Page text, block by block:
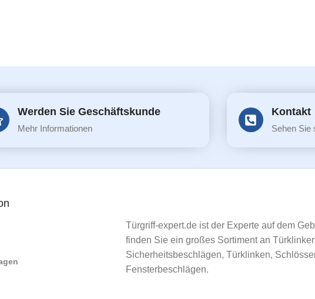
Werden Sie Geschäftskunde
Mehr Informationen
Kontakt
Sehen Sie
Türgriff-expert.de ist der Experte auf dem
finden Sie ein großes Sortiment an
Sicherheitsbeschlägen, Türklinken,
Fensterbeschlägen.